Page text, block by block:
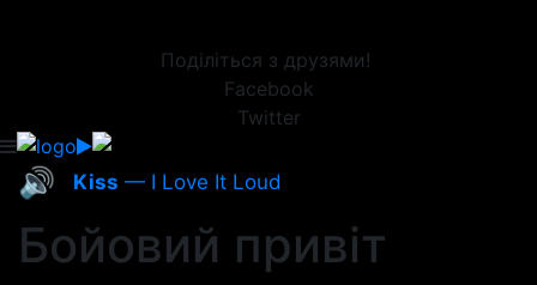
Поділіться з друзями!
Facebook
Twitter
🔊 Kiss — I Love It Loud
Бойовий привіт